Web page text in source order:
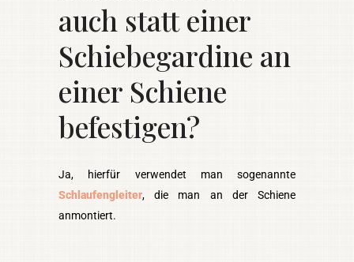
auch statt einer
Schiebegardine an
einer Schiene
befestigen?
Ja, hierfür verwendet man sogenannte
Schlaufengleiter, die man an der Schiene
anmontiert.